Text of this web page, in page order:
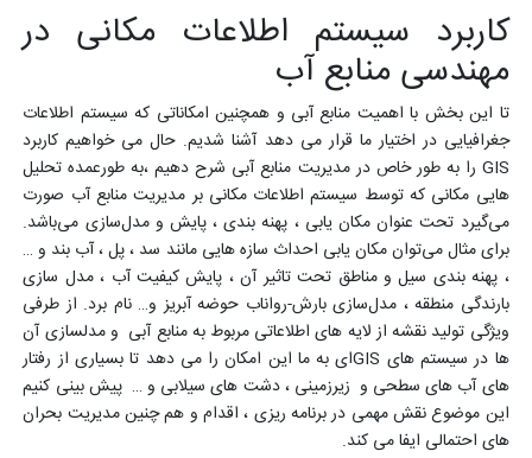
کاربرد سیستم اطلاعات مکانی در
مهندسی منابع آب
تا این بخش با اهمیت منابع آبی و همچنین امکاناتی که سیستم اطلاعات
جغرافیایی در اختیار ما قرار می دهد آشنا شدیم. حال می خواهیم کاربرد
GIS را به طور خاص در مدیریت منابع آبی شرح دهیم ،به طورعمده تحلیل
هایی مکانی که توسط سیستم اطلاعات مکانی بر مدیریت منابع آب صورت
می‌گیرد تحت عنوان مکان یابی ، پهنه بندی ، پایش و مدل‌سازی می‌باشد.
برای مثال می‌توان مکان یابی احداث سازه هایی مانند سد ، پل ، آب بند و …
، پهنه بندی سیل و مناطق تحت تاثیر آن ، پایش کیفیت آب ، مدل سازی
بارندگی منطقه ، مدل‌سازی بارش-رواناب حوضه آبریز و… نام برد. از طرفی
ویژگی تولید نقشه از لایه های اطلاعاتی مربوط به منابع آبی و مدلسازی آن
ها در سیستم های GISای به ما این امکان را می دهد تا بسیاری از رفتار
های آب های سطحی و زیرزمینی ، دشت های سیلابی و … پیش بینی کنیم
این موضوع نقش مهمی در برنامه ریزی ، اقدام و هم چنین مدیریت بحران
های احتمالی ایفا می کند.